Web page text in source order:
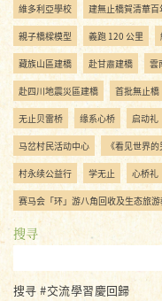
維多利亞學校 建無止橋賀清華百
親子橋樑模型 義跑 120 公里
藏族山區建橋 赴甘肅建橋 雲
赴四川地震災區建橋 首批無止橋
无止贝雷桥 缘系心桥 启动礼
马岔村民活动中心 《看见世界的
村永续公益行 学无止 心桥礼
赛马会「环」游八角回收及生态旅
搜寻
搜寻 #交流學習慶回歸